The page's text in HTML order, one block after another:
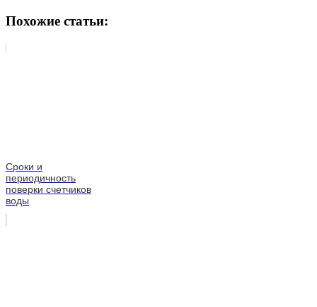
Похожие статьи:
Сроки и
периодичность
поверки счетчиков
воды